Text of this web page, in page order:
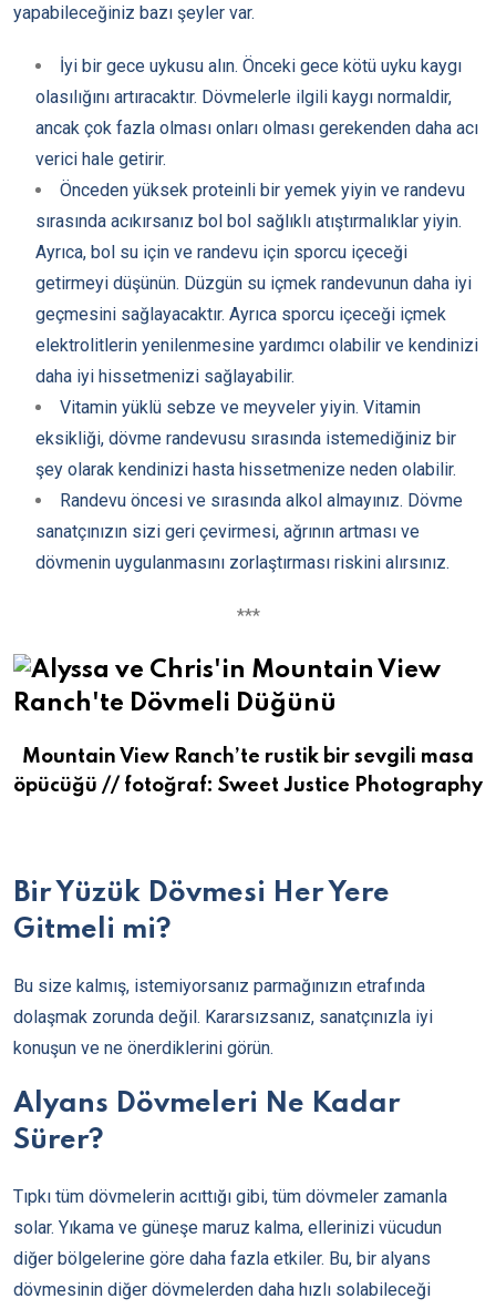
yapabileceğiniz bazı şeyler var.
İyi bir gece uykusu alın. Önceki gece kötü uyku kaygı
olasılığını artıracaktır. Dövmelerle ilgili kaygı normaldir,
ancak çok fazla olması onları olması gerekenden daha acı
verici hale getirir.
Önceden yüksek proteinli bir yemek yiyin ve randevu
sırasında acıkırsanız bol bol sağlıklı atıştırmalıklar yiyin.
Ayrıca, bol su için ve randevu için sporcu içeceği
getirmeyi düşünün. Düzgün su içmek randevunun daha iyi
geçmesini sağlayacaktır. Ayrıca sporcu içeceği içmek
elektrolitlerin yenilenmesine yardımcı olabilir ve kendinizi
daha iyi hissetmenizi sağlayabilir.
Vitamin yüklü sebze ve meyveler yiyin. Vitamin
eksikliği, dövme randevusu sırasında istemediğiniz bir
şey olarak kendinizi hasta hissetmenize neden olabilir.
Randevu öncesi ve sırasında alkol almayınız. Dövme
sanatçınızın sizi geri çevirmesi, ağrının artması ve
dövmenin uygulanmasını zorlaştırması riskini alırsınız.
***
Mountain View Ranch’te rustik bir sevgili masa
öpücüğü // fotoğraf: Sweet Justice Photography
Bir Yüzük Dövmesi Her Yere
Gitmeli mi?
Bu size kalmış, istemiyorsanız parmağınızın etrafında
dolaşmak zorunda değil. Kararsızsanız, sanatçınızla iyi
konuşun ve ne önerdiklerini görün.
Alyans Dövmeleri Ne Kadar
Sürer?
Tıpkı tüm dövmelerin acıttığı gibi, tüm dövmeler zamanla
solar. Yıkama ve güneşe maruz kalma, ellerinizi vücudun
diğer bölgelerine göre daha fazla etkiler. Bu, bir alyans
dövmesinin diğer dövmelerden daha hızlı solabileceği